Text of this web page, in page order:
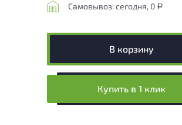
Самовывоз: сегодня, 0 Р
В корзину
Купить в 1 клик